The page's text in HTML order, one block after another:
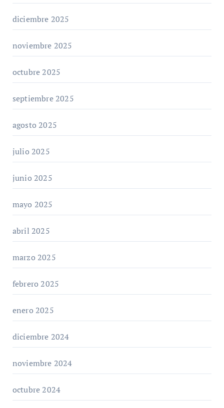
diciembre 2025
noviembre 2025
octubre 2025
septiembre 2025
agosto 2025
julio 2025
junio 2025
mayo 2025
abril 2025
marzo 2025
febrero 2025
enero 2025
diciembre 2024
noviembre 2024
octubre 2024